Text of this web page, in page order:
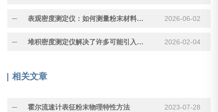
表观密度测定仪：如何测量粉末材料的“真实体积” 2026-06-02
堆积密度测定仪解决了许多可能引入误差的因素 2026-02-04
相关文章
霍尔流速计表征粉末物理特性方法 2023-07-28